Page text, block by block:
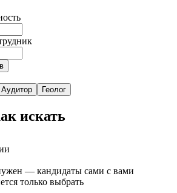
Аудитор Геолог
искать
— кандидаты сами с вами
только выбрать